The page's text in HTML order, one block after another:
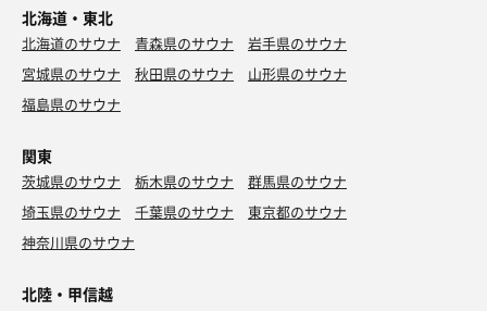
北海道・東北
北海道のサウナ 青森県のサウナ
岩手県のサウナ
宮城県のサウナ
秋田県のサウナ
山形県のサウナ
福島県のサウナ
関東
茨城県のサウナ 栃木県のサウナ
群馬県のサウナ
埼玉県のサウナ
千葉県のサウナ
東京都のサウナ
神奈川県のサウナ
北陸・甲信越